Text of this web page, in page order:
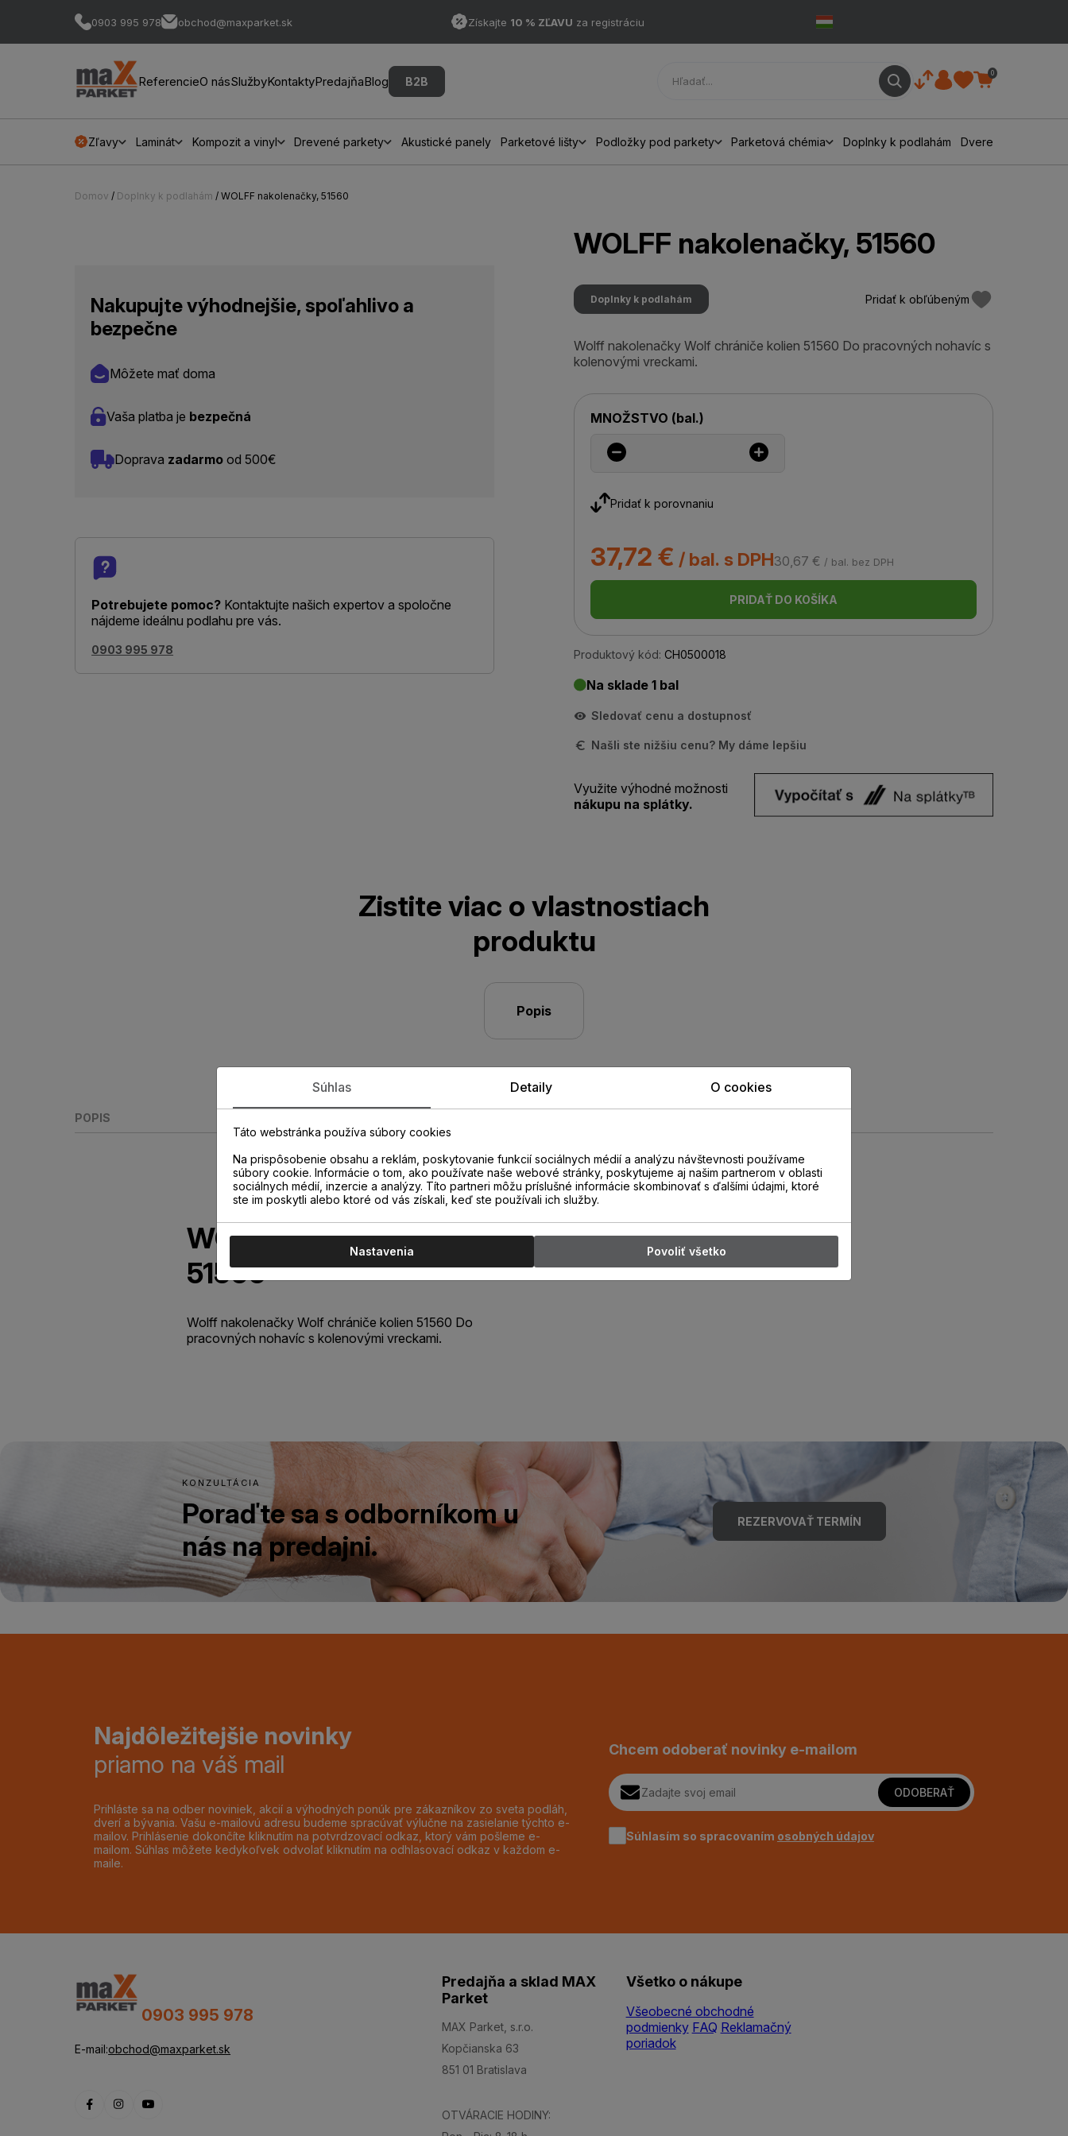
0903 995 978 obchod@maxparket.sk Získajte 10 % ZĽAVU za registráciu
ReferencieO násSlužbyKontaktyPredajňaBlog B2B
0
Zľavy Laminát Kompozit a vinyl Drevené parkety Akustické panely Parketové lišty Podložky pod parkety Parketová chémia Doplnky k podlahám Dvere
Domov / Doplnky k podlahám / WOLFF nakolenačky, 51560
Nakupujte výhodnejšie, spoľahlivo a
bezpečne
Môžete mať doma
Vaša platba je bezpečná
Doprava zadarmo od 500€
Potrebujete pomoc? Kontaktujte našich expertov a spoločne
nájdeme ideálnu podlahu pre vás.
0903 995 978
WOLFF nakolenačky, 51560
Doplnky k podlahám Pridať k obľúbeným
Wolff nakolenačky Wolf chrániče kolien 51560 Do pracovných nohavíc s
kolenovými vreckami.
MNOŽSTVO (bal.)
Pridať k porovnaniu
37,72 € / bal. s DPH30,67 € / bal. bez DPH
PRIDAŤ DO KOŠÍKA
Produktový kód: CH0500018
Na sklade 1 bal
Sledovať cenu a dostupnosť
Našli ste nižšiu cenu? My dáme lepšiu
Využite výhodné možnosti
nákupu na splátky.
Zistite viac o vlastnostiach
produktu
Popis
POPIS
WOLFF nakolenačky,
51560
Wolff nakolenačky Wolf chrániče kolien 51560 Do
pracovných nohavíc s kolenovými vreckami.
KONZULTÁCIA
Poraďte sa s odborníkom u
nás na predajni.
REZERVOVAŤ TERMÍN
Najdôležitejšie novinky
priamo na váš mail
Prihláste sa na odber noviniek, akcií a výhodných ponúk pre zákazníkov zo sveta podláh,
dverí a bývania. Vašu e-mailovú adresu budeme spracúvať výlučne na zasielanie týchto e-
mailov. Prihlásenie dokončíte kliknutím na potvrdzovací odkaz, ktorý vám pošleme e-
mailom. Súhlas môžete kedykoľvek odvolať kliknutím na odhlasovací odkaz v každom e-
maile.
Chcem odoberať novinky e-mailom
ODOBERAŤ
Súhlasím so spracovaním osobných údajov
0903 995 978
E-mail:obchod@maxparket.sk
Predajňa a sklad MAX
Parket
MAX Parket, s.r.o.
Kopčianska 63
851 01 Bratislava
OTVÁRACIE HODINY:
Všetko o nákupe
Všeobecné obchodné
podmienky FAQ Reklamačný
poriadok
Súhlas Detaily O cookies
Táto webstránka používa súbory cookies
Na prispôsobenie obsahu a reklám, poskytovanie funkcií sociálnych médií a analýzu návštevnosti používame
súbory cookie. Informácie o tom, ako používate naše webové stránky, poskytujeme aj našim partnerom v oblasti
sociálnych médií, inzercie a analýzy. Títo partneri môžu príslušné informácie skombinovať s ďalšími údajmi, ktoré
ste im poskytli alebo ktoré od vás získali, keď ste používali ich služby.
Nastavenia Povoliť všetko